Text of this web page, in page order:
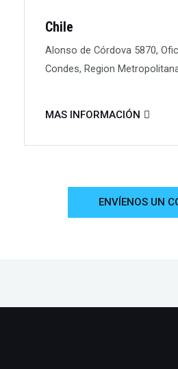
Chile
Alonso de Córdova 5870,
Condes, Region
MAS INFORMACIÓN
ENVÍENOS UN